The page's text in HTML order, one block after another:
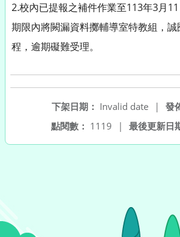
2.校內已提報之補件作業至113年3月
期限內將闕漏資料擲輔導室特教組，
程，逾期礙難受理。
發
下架日期： Invalid date
|
最後更新日
點閱數： 1119 |